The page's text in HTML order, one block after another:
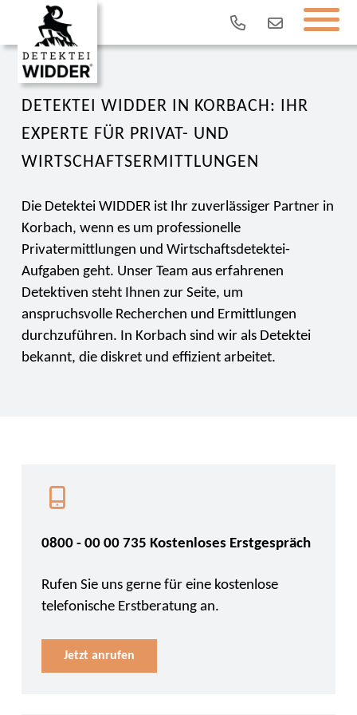
DETEKTEI WIDDER IN KORBACH: IHR
EXPERTE FÜR PRIVAT- UND
WIRTSCHAFTSERMITTLUNGEN
Die Detektei WIDDER ist Ihr zuverlässiger Partner in
Korbach, wenn es um professionelle
Privatermittlungen und Wirtschaftsdetektei-
Aufgaben geht. Unser Team aus erfahrenen
Detektiven steht Ihnen zur Seite, um
anspruchsvolle Recherchen und Ermittlungen
durchzuführen. In Korbach sind wir als Detektei
bekannt, die diskret und effizient arbeitet.
0800 - 00 00 735 Kostenloses Erstgespräch
Rufen Sie uns gerne für eine kostenlose
telefonische Erstberatung an.
Jetzt anrufen